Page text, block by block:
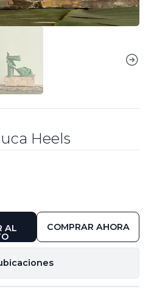
Heels
AL COMPRAR AHORA